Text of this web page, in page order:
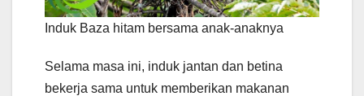
Induk Baza hitam bersama anak-anaknya
Selama masa ini, induk jantan dan betina
bekerja sama untuk memberikan makanan